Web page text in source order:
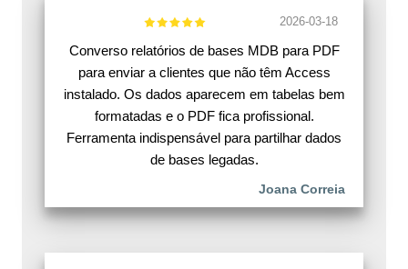
2026-03-18
Converso relatórios de bases MDB para PDF
para enviar a clientes que não têm Access
instalado. Os dados aparecem em tabelas bem
formatadas e o PDF fica profissional.
Ferramenta indispensável para partilhar dados
de bases legadas.
Joana Correia